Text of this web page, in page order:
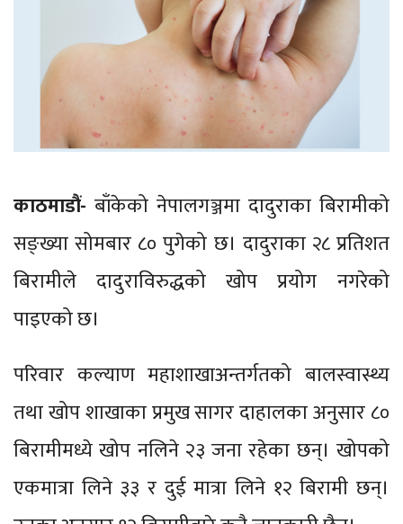
काठमाडौं- बाँकेको नेपालगञ्जमा दादुराका बिरामीको
सङ्ख्या सोमबार ८० पुगेको छ। दादुराका २८ प्रतिशत
बिरामीले दादुराविरुद्धको खोप प्रयोग नगरेको
पाइएको छ।
परिवार कल्याण महाशाखाअन्तर्गतको बालस्वास्थ्य
तथा खोप शाखाका प्रमुख सागर दाहालका अनुसार ८०
बिरामीमध्ये खोप नलिने २३ जना रहेका छन्। खोपको
एकमात्रा लिने ३३ र दुई मात्रा लिने १२ बिरामी छन्।